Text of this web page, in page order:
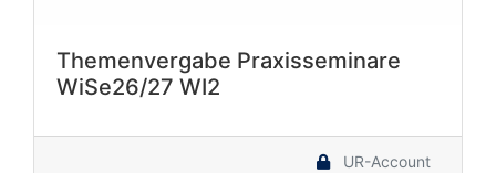
Themenvergabe Praxisseminare
WiSe26/27 WI2
UR-Account